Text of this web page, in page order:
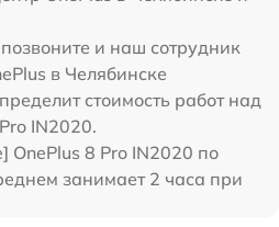
и наш сотрудник
в Челябинске
стоимость работ над
IN2020.
OnePlus 8 Pro IN2020 по
занимает 2 часа при